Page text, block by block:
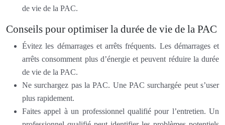
de vie de la PAC.
Conseils pour optimiser la durée de vie de la PAC
Évitez les démarrages et arrêts fréquents. Les démarrages et
arrêts consomment plus d’énergie et peuvent réduire la durée
de vie de la PAC.
Ne surchargez pas la PAC. Une PAC surchargée peut s’user
plus rapidement.
Faites appel à un professionnel qualifié pour l’entretien. Un